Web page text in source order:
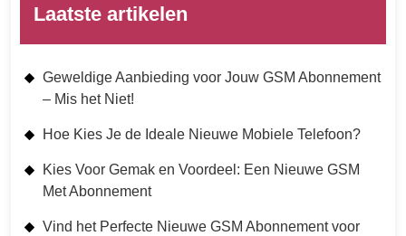
Laatste artikelen
Geweldige Aanbieding voor Jouw GSM Abonnement
– Mis het Niet!
Hoe Kies Je de Ideale Nieuwe Mobiele Telefoon?
Kies Voor Gemak en Voordeel: Een Nieuwe GSM
Met Abonnement
Vind het Perfecte Nieuwe GSM Abonnement voor